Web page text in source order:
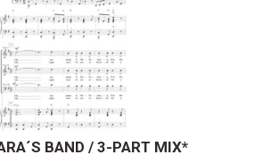
BAND / 3-PART MIX*